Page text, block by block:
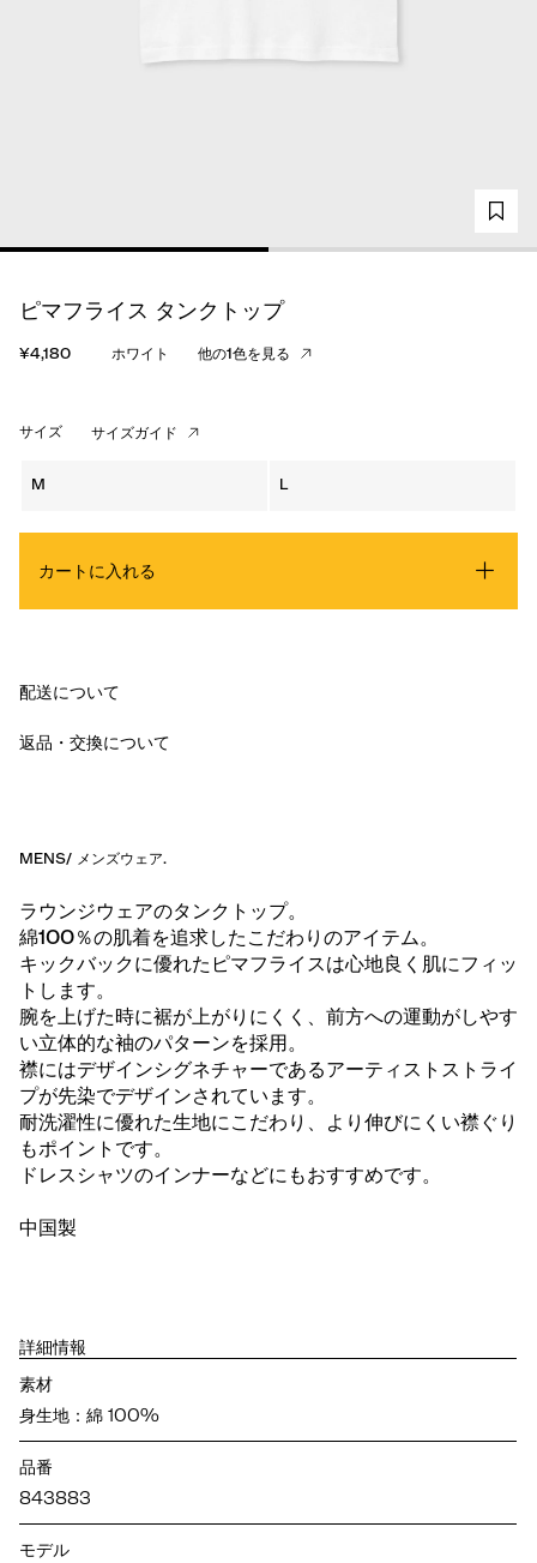
ピマフライス タンクトップ
¥4,180 ホワイト 他の1色を見る
サイズ サイズガイド
M L
カートに入れる
配送について
返品・交換について
MENS/ メンズウェア.
ラウンジウェアのタンクトップ。
綿100％の肌着を追求したこだわりのアイテム。
キックバックに優れたピマフライスは心地良く肌にフィッ
トします。
腕を上げた時に裾が上がりにくく、前方への運動がしやす
い立体的な袖のパターンを採用。
襟にはデザインシグネチャーであるアーティストストライ
プが先染でデザインされています。
耐洗濯性に優れた生地にこだわり、より伸びにくい襟ぐり
もポイントです。
ドレスシャツのインナーなどにもおすすめです。
中国製
詳細情報
素材
身生地：綿 100%
品番
843883
モデル